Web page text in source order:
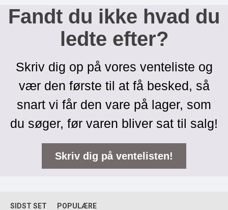
Fandt du ikke hvad du
ledte efter?
Skriv dig op på vores venteliste og
vær den første til at få besked, så
snart vi får den vare på lager, som
du søger, før varen bliver sat til salg!
Skriv dig på ventelisten!
SIDST SET POPULÆRE